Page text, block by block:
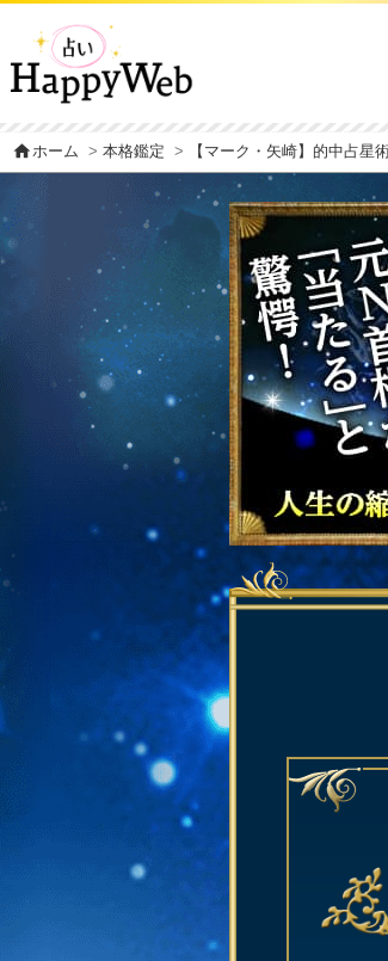
homeホーム > 本格鑑定 > 【マーク・矢崎】的中占星